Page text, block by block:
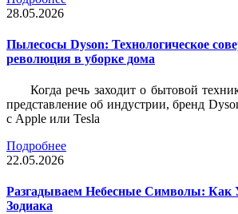
28.05.2026
Пылесосы Dyson: Технологическое
революция в уборке дома
Когда речь заходит о бытовой
представление об индустрии, бренд
с Apple или Tesla
Подробнее
22.05.2026
Разгадываем Небесные Символы: Как
Зодиака